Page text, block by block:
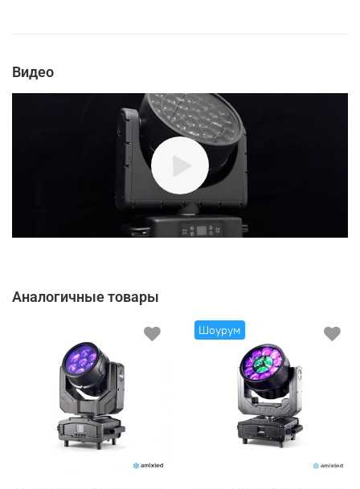
Видео
Аналогичные товары
Шоурум